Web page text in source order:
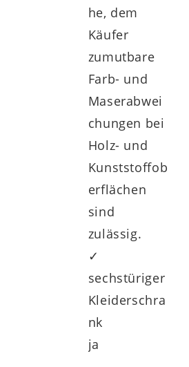
he, dem
Käufer
zumutbare
Farb- und
Maserabwei
chungen bei
Holz- und
Kunststoffob
erflächen
sind
zulässig.
✓
sechstüriger
Kleiderschra
nk
ja